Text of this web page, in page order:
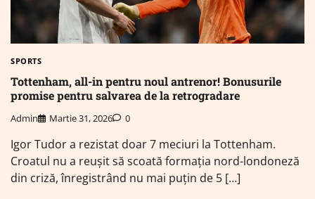
SPORTS
Tottenham, all-in pentru noul antrenor! Bonusurile
promise pentru salvarea de la retrogradare
Admin Martie 31, 2026 0
Igor Tudor a rezistat doar 7 meciuri la Tottenham.
Croatul nu a reușit să scoată formația nord-londoneză
din criză, înregistrând nu mai puțin de 5 […]